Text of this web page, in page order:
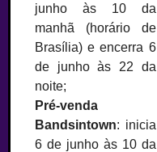
junho às 10 da
manhã (horário de
Brasília) e encerra 6
de junho às 22 da
noite;
Pré-venda
Bandsintown: inicia
6 de junho às 10 da